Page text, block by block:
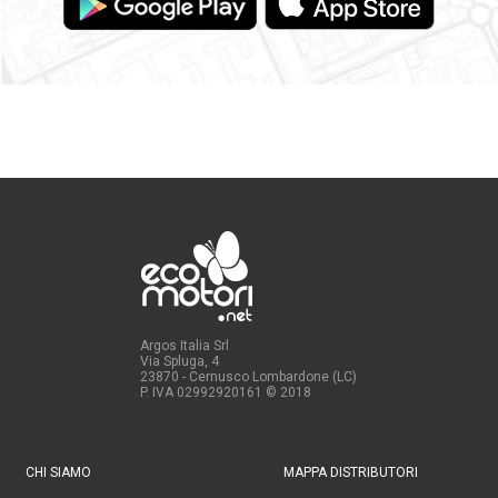
Argos Italia Srl
Via Spluga, 4
23870 - Cernusco Lombardone (LC)
P. IVA 02992920161 © 2018
CHI SIAMO MAPPA DISTRIBUTORI